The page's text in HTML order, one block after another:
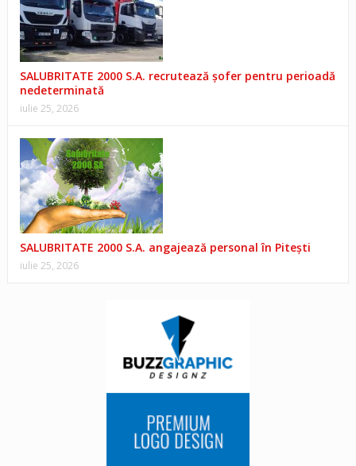
SALUBRITATE 2000 S.A. recrutează șofer pentru perioadă
nedeterminată
iulie 25, 2026
SALUBRITATE 2000 S.A. angajează personal în Pitești
iulie 25, 2026